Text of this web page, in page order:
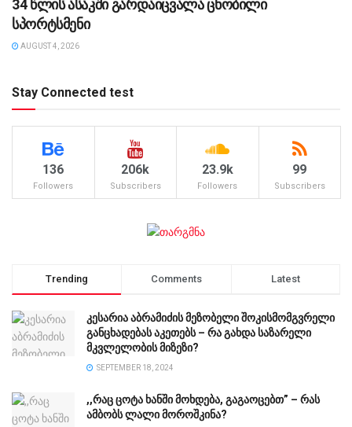
34 წლის ასაკში გარდაიცვალა ცნობილი
სპორტსმენი
AUGUST 4, 2026
Stay Connected test
136
Followers
206k
Subscribers
23.9k
Followers
99
Subscribers
Trending Comments Latest
კესარია აბრამიძის მეზობელი შოკისმომგვრელი
განცხადებას აკეთებს – რა გახდა საზარელი
მკვლელობის მიზეზი?
SEPTEMBER 18, 2024
,,რაც ცოტა ხანში მოხდება, გაგაოცებთ” – რას
ამბობს ლალი მოროშკინა?